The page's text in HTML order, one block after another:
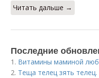
Читать дальше →
Последние
1. Витамины маминой
2. Теща телец зять